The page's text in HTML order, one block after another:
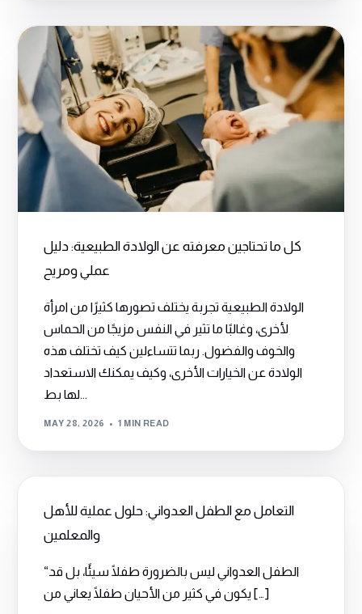
كل ما تحتاجين معرفته عن الولادة الطبيعية: دليل
عملي ومريح
الولادة الطبيعية تجربة يختلف تصورها كثيرًا من امرأة
لأخرى، وغالبًا ما تثير في النفس مزيجًا من الحماس
والخوف والفضول. ربما تتساءلين كيف تختلف هذه
الولادة عن الخيارات الأخرى، وكيف يمكنك الاستعداد
لها بط...
MAY 28, 2026 1 MIN READ
التعامل مع الطفل العدواني: حلول عملية للأهل
والمعلمين
“الطفل العدواني ليس بالضرورة طفلًا سيئًا، بل قد
يكون في كثير من الأحيان طفلًا يعاني من […]